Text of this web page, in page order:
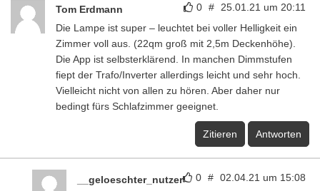
0 # 25.01.21 um 20:11
Tom Erdmann
Die Lampe ist super – leuchtet bei voller Helligkeit ein
Zimmer voll aus. (22qm groß mit 2,5m Deckenhöhe).
Die App ist selbsterklärend. In manchen Dimmstufen
fiept der Trafo/Inverter allerdings leicht und sehr hoch.
Vielleicht nicht von allen zu hören. Aber daher nur
bedingt fürs Schlafzimmer geeignet.
Zitieren Antworten
0 # 02.04.21 um 15:08
__geloeschter_nutzer